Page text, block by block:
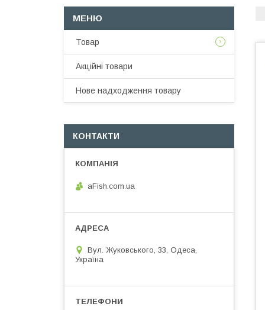
Товар
Акційні товари
Нове надходження товару
КОНТАКТИ
aFish.com.ua
Вул. Жуковського, 33, Одеса,
Україна